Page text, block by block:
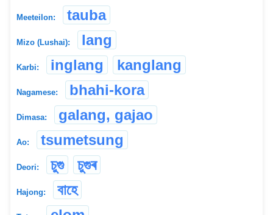
Meeteilon: tauba
Mizo (Lushai): lang
Karbi: inglang kanglang
Nagamese: bhahi-kora
Dimasa: galang, gajao
Ao: tsumetsung
Deori: চুগু চুগুৰ
Hajong: বাহে